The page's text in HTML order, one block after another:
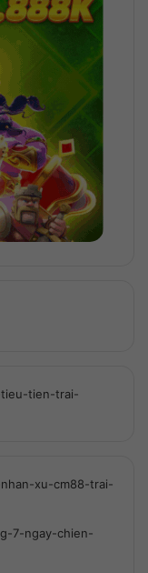
tien-trai-
xu-cm88-trai-
7-ngay-chien-